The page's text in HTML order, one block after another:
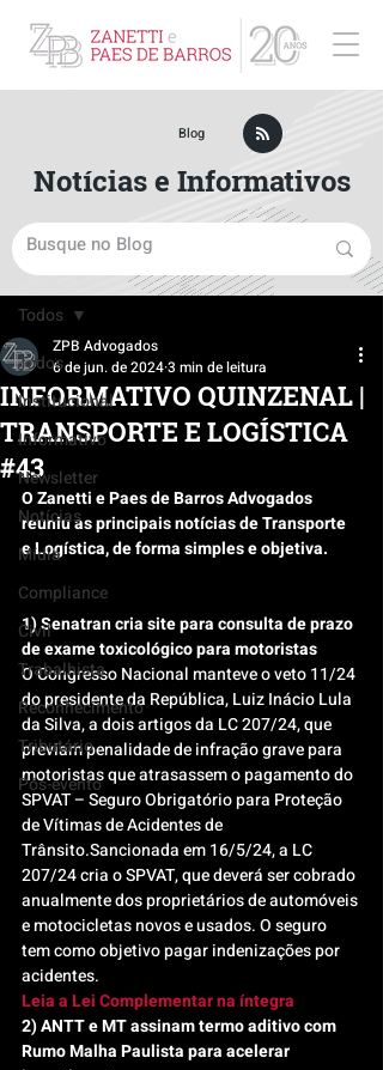
Post
Todos
Institucional
Informativo
Newsletter
Notícias
Mídia
Compliance
Civil
Trabalhista
Reconhecimento
Tributário
Pós-evento
Todos
INFORMATIVO QUINZENAL |
TRANSPORTE E LOGÍSTICA
#43
ZPB Advogados
6 de jun. de 20243 min de leitura
O Zanetti e Paes de Barros Advogados
reuniu as principais notícias de Transporte
e Logística, de forma simples e objetiva.
1) Senatran cria site para consulta de prazo
de exame toxicológico para motoristas
O Congresso Nacional manteve o veto 11/24
do presidente da República, Luiz Inácio Lula
da Silva, a dois artigos da LC 207/24, que
previam penalidade de infração grave para
motoristas que atrasassem o pagamento do
SPVAT – Seguro Obrigatório para Proteção
de Vítimas de Acidentes de
Trânsito.Sancionada em 16/5/24, a LC
207/24 cria o SPVAT, que deverá ser cobrado
anualmente dos proprietários de automóveis
e motocicletas novos e usados. O seguro
tem como objetivo pagar indenizações por
acidentes.
Leia a Lei Complementar na íntegra
2) ANTT e MT assinam termo aditivo com
Rumo Malha Paulista para acelerar
Blog
Notícias e Informativos